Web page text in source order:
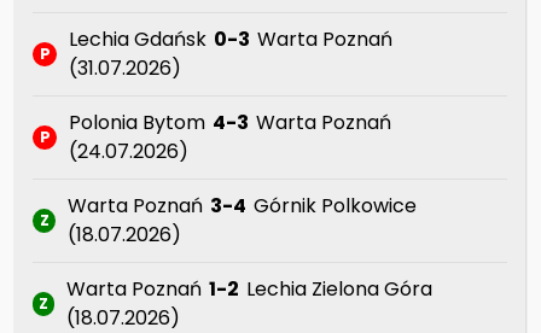
P
Lechia Gdańsk 0-3 Warta Poznań
(31.07.2026)
P
Polonia Bytom 4-3 Warta Poznań
(24.07.2026)
Z
Warta Poznań 3-4 Górnik Polkowice
(18.07.2026)
Z
Warta Poznań 1-2 Lechia Zielona Góra
(18.07.2026)